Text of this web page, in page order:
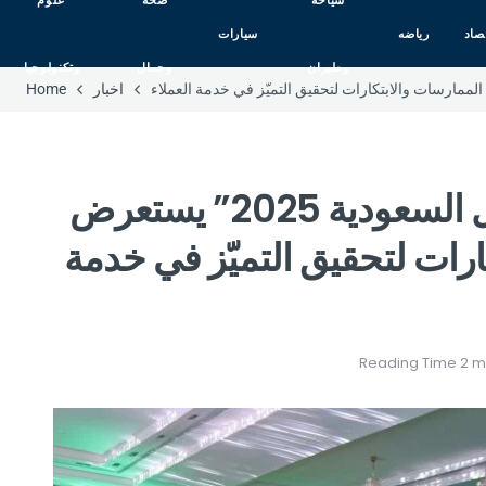
رياضه
وطيران
سيارات
وجمال
وتكنولوجيا
اخبار
Home
“حفل جائزة تجربة العميل السعودية 2025” يستعرض
لتحقيق التميّز في خدمة